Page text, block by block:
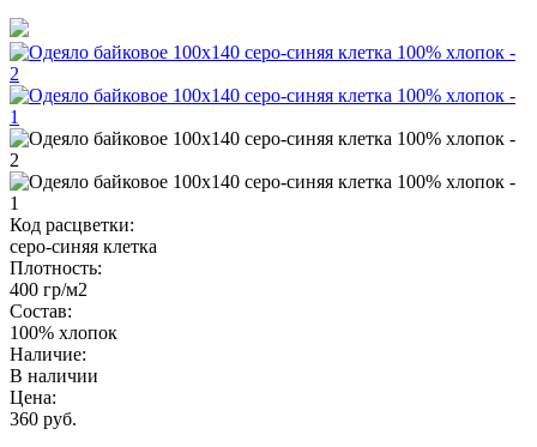
Код расцветки:
серо-синяя клетка
Плотность:
400 гр/м2
Состав:
100% хлопок
Наличие:
В наличии
Цена:
360 руб.